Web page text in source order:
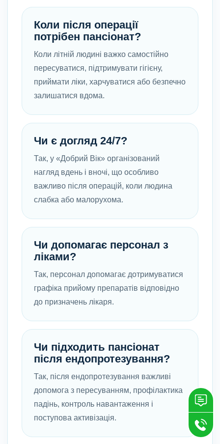
Коли після операції
потрібен пансіонат?
Коли літній людині важко самостійно
пересуватися, підтримувати гігієну,
приймати ліки, харчуватися або безпечно
залишатися вдома.
Чи є догляд 24/7?
Так, у «Добрий Вік» організований
нагляд вдень і вночі, що особливо
важливо після операцій, коли людина
слабка або малорухома.
Чи допомагає персонал з
ліками?
Так, персонал допомагає дотримуватися
графіка прийому препаратів відповідно
до призначень лікаря.
Чи підходить пансіонат
після ендопротезування?
Так, після ендопротезування важливі
допомога з пересуванням, профілактика
падінь, контроль навантаження і
поступова активізація.